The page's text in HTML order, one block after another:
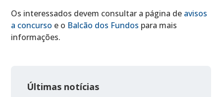
Os interessados devem consultar a página de avisos
a concurso e o Balcão dos Fundos para mais
informações.
Últimas notícias